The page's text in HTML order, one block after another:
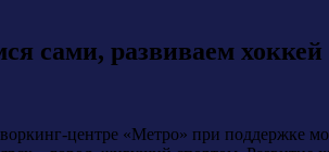
сами, развиваем
центре «Метро» при поддержке